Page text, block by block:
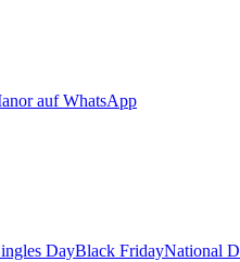
auf WhatsApp
DayBlack FridayNational